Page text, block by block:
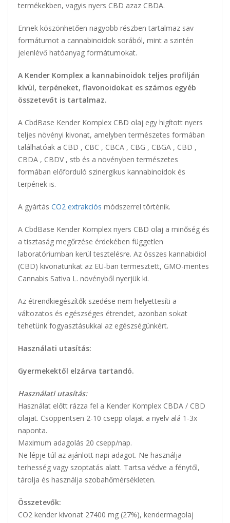
termékekben, vagyis nyers CBD azaz CBDA.
Ennek köszönhetően nagyobb részben tartalmaz sav
formátumot a cannabinoidok sorából, mint a szintén
jelenlévő hatóanyag formátumokat.
A Kender Komplex a kannabinoidok teljes profilján
kívül, terpéneket, flavonoidokat es számos egyéb
összetevőt is tartalmaz.
A CbdBase Kender Komplex CBD olaj egy higított nyers
teljes növényi kivonat, amelyben természetes formában
találhatóak a CBD , CBC , CBCA , CBG , CBGA , CBD ,
CBDA , CBDV , stb és a növényben természetes
formában előforduló szinergikus kannabinoidok és
terpének is.
A gyártás CO2 extrakciós módszerrel történik.
A CbdBase Kender Komplex nyers CBD olaj a minőség és
a tisztaság megőrzése érdekében független
laboratóriumban kerül tesztelésre. Az összes kannabidiol
(CBD) kivonatunkat az EU-ban termesztett, GMO-mentes
Cannabis Sativa L. növényből nyerjük ki.
Az étrendkiegészítők szedése nem helyettesíti a
változatos és egészséges étrendet, azonban sokat
tehetünk fogyasztásukkal az egészségünkért.
Használati utasítás:
Gyermekektől elzárva tartandó.
Használati utasítás:
Használat előtt rázza fel a Kender Komplex CBDA / CBD
olajat. Csöppentsen 2-10 csepp olajat a nyelv alá 1-3x
naponta.
Maximum adagolás 20 csepp/nap.
Ne lépje túl az ajánlott napi adagot. Ne használja
terhesség vagy szoptatás alatt. Tartsa védve a fénytől,
tárolja és használja szobahőmérsékleten.
Összetevők:
CO2 kender kivonat 27400 mg (27%), kendermagolaj